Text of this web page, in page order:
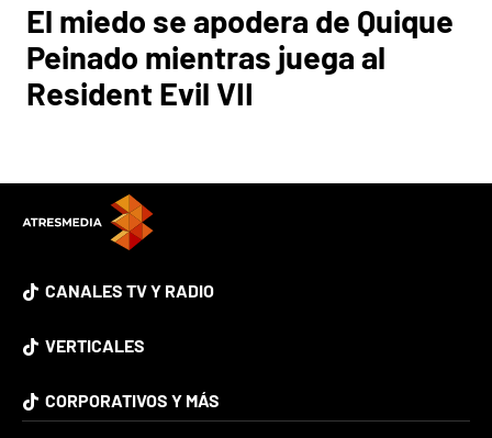
El miedo se apodera de Quique
Peinado mientras juega al
Resident Evil VII
CANALES TV Y RADIO
VERTICALES
CORPORATIVOS Y MÁS